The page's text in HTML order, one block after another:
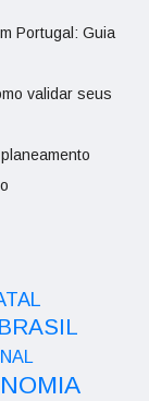
Portugal: Guia
validar seus
BRASIL